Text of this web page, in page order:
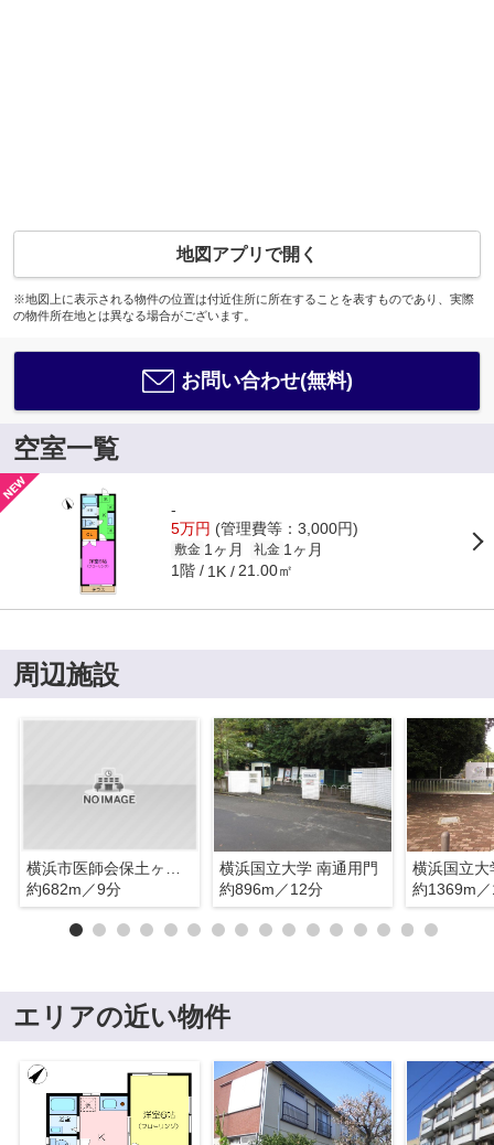
地図アプリで開く
※地図上に表示される物件の位置は付近住所に所在することを表すものであり、実際
の物件所在地とは異なる場合がございます。
お問い合わせ(無料)
空室一覧
-
5万円 (管理費等：3,000円)
敷金 1ヶ月 礼金 1ヶ月
1階 1K 21.00㎡
周辺施設
約682m／9分
横浜国立大学 南通用門
約896m／12分
横浜国立大
約1369m
エリアの近い物件